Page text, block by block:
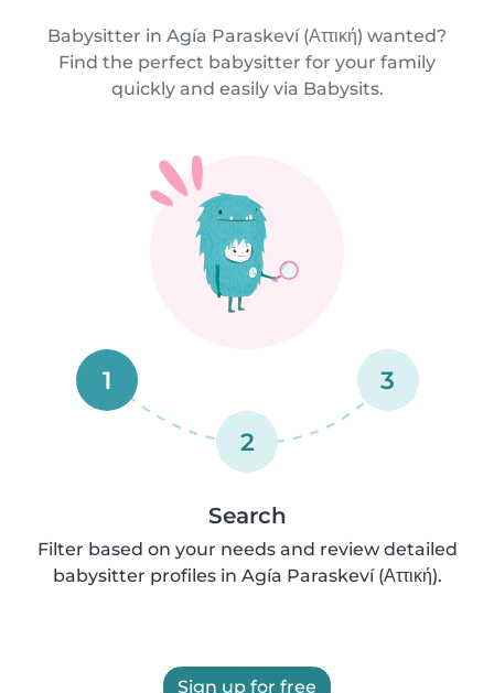
Babysitter in Agía Paraskeví (Αττική) wanted?
Find the perfect babysitter for your family
quickly and easily via Babysits.
1
2
3
Search
Filter based on your needs and review detailed
babysitter profiles in Agía Paraskeví (Αττική).
Sign up for free